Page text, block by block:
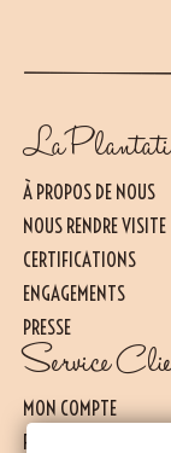
La
À PROPOS DE NOUS
NOUS RENDRE VISITE
CERTIFICATIONS
ENGAGEMENTS
PRESSE
Service
MON COMPTE
FAQ
Essentiel
CES COOKIES SONT
Mesure